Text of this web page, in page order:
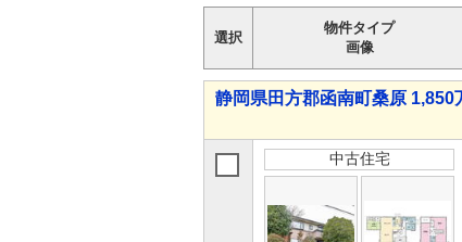
選択
物件タイプ
画像
静岡県田方郡函南町桑原 1,850
中古住宅